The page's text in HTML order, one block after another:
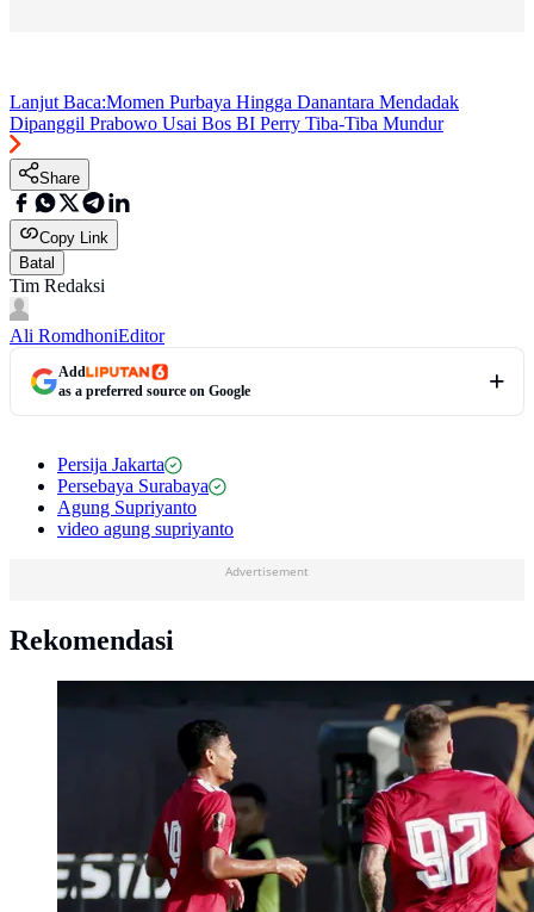
Lanjut Baca:Momen Purbaya Hingga Danantara Mendadak
Dipanggil Prabowo Usai Bos BI Perry Tiba-Tiba Mundur
Share
Copy Link
Batal
Tim Redaksi
Ali RomdhoniEditor
Add
as a preferred source on Google
Persija Jakarta
Persebaya Surabaya
Agung Supriyanto
video agung supriyanto
Advertisement
Rekomendasi